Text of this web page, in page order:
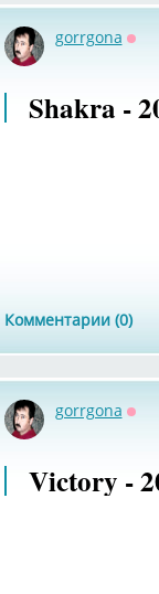
gorrgona
Shakra -
Комментарии (0)
gorrgona
Victory -